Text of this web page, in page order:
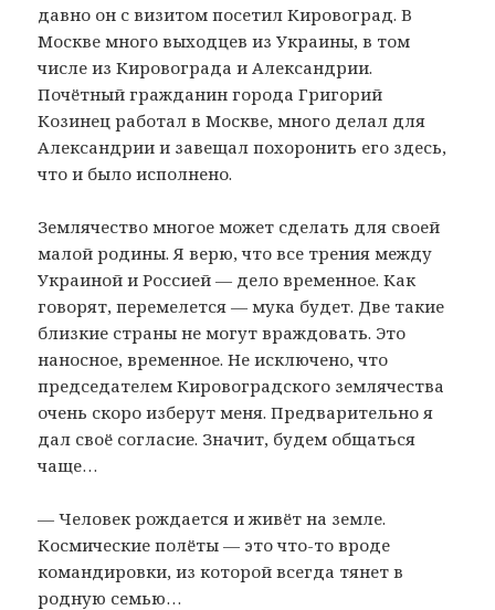
давно он с визитом посетил Кировоград. В
Москве много выходцев из Украины, в том
числе из Кировограда и Александрии.
Почётный гражданин города Григорий
Козинец работал в Москве, много делал для
Александрии и завещал похоронить его здесь,
что и было исполнено.
Землячество многое может сделать для своей
малой родины. Я верю, что все трения между
Украиной и Россией — дело временное. Как
говорят, перемелется — мука будет. Две такие
близкие страны не могут враждовать. Это
наносное, временное. Не исключено, что
председателем Кировоградского землячества
очень скоро изберут меня. Предварительно я
дал своё согласие. Значит, будем общаться
чаще…
— Человек рождается и живёт на земле.
Космические полёты — это что-то вроде
командировки, из которой всегда тянет в
родную семью…